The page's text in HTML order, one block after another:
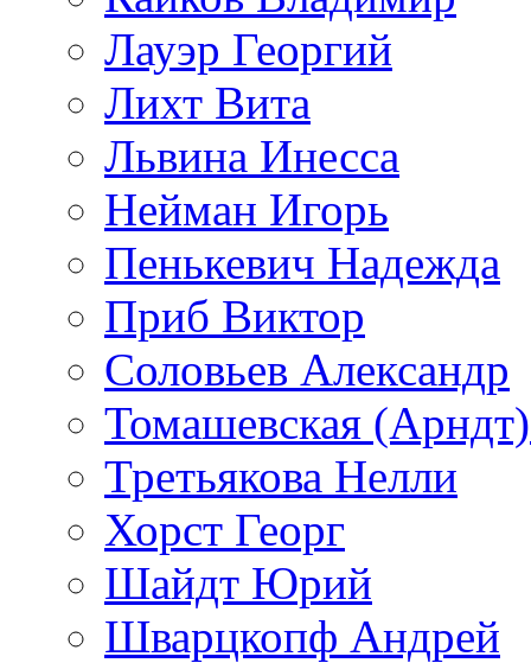
Лауэр Георгий
Лихт Вита
Львина Инесса
Нейман Игорь
Пенькевич Надежда
Приб Виктор
Соловьев Александр
Томашевская
Третьякова Нелли
Хорст Георг
Шайдт Юрий
Шварцкопф Андрей